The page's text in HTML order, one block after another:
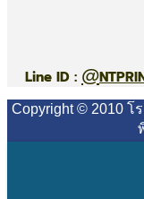
Line ID : @
Copyright © 2010 โ